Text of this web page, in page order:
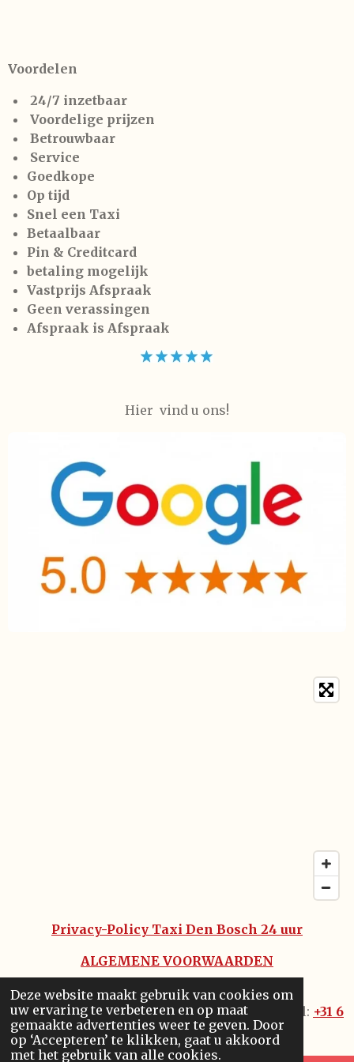
Deze website maakt gebruik van cookies om
uw ervaring te verbeteren en op maat
gemaakte advertenties weer te geven. Door
op ‘Accepteren’ te klikken, gaat u akkoord
met het gebruik van alle cookies.
Voordelen
24/7 inzetbaar
Voordelige prijzen
Betrouwbaar
Service
Goedkope
Op tijd
Snel een Taxi
Betaalbaar
Pin & Creditcard
betaling mogelijk
Vastprijs Afspraak
Geen verassingen
Afspraak is Afspraak
Hier vind u ons!
Privacy-Policy Taxi Den Bosch 24 uur
ALGEMENE VOORWAARDEN
DISCLAIMER
© 2005 - 2021®️Taxi Den Bosch 24uur - Tel: +31 6
444 7 36 36